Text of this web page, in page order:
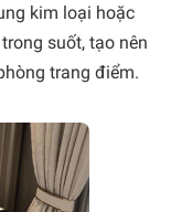
kim loại hoặc
suốt, tạo nên
trang điểm.